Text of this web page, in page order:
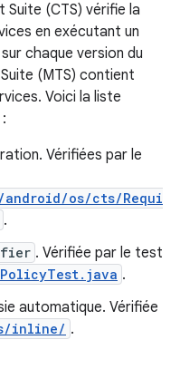
(CTS) vérifie la
en exécutant un
chaque version du
(MTS) contient
Voici la liste
Vérifiées par le
os/cts/Requi
.
. Vérifiée par le test
.
automatique. Vérifiée
inline/ .